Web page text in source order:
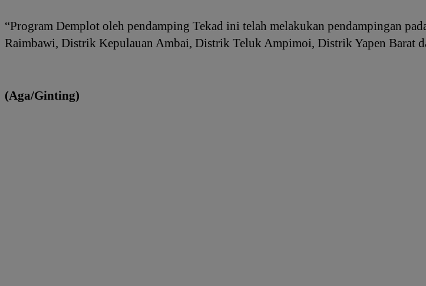
“Program Demplot oleh pendamping Tekad ini telah melakukan pendampingan
Raimbawi, Distrik Kepulauan Ambai, Distrik Teluk Ampimoi, Distrik Yapen Barat
(Aga/Ginting)